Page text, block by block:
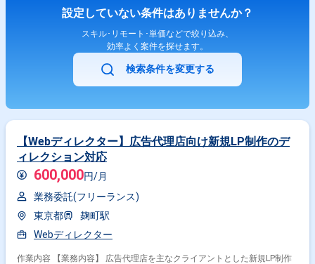
設定していない条件はありませんか？
スキル･リモート･単価などで絞り込み、
効率よく案件を探せます。
検索条件を変更する
【Webディレクター】広告代理店向け新規LP制作のデ
ィレクション対応
600,000円/月
業務委託(フリーランス)
東京都
麹町駅
Webディレクター
作業内容 【業務内容】 広告代理店を主なクライアントとした新規LP制作